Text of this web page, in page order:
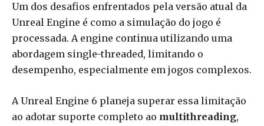
Um dos desafios enfrentados pela versão atual da
Unreal Engine é como a simulação do jogo é
processada. A engine continua utilizando uma
abordagem single-threaded, limitando o
desempenho, especialmente em jogos complexos.
A Unreal Engine 6 planeja superar essa limitação
ao adotar suporte completo ao multithreading,